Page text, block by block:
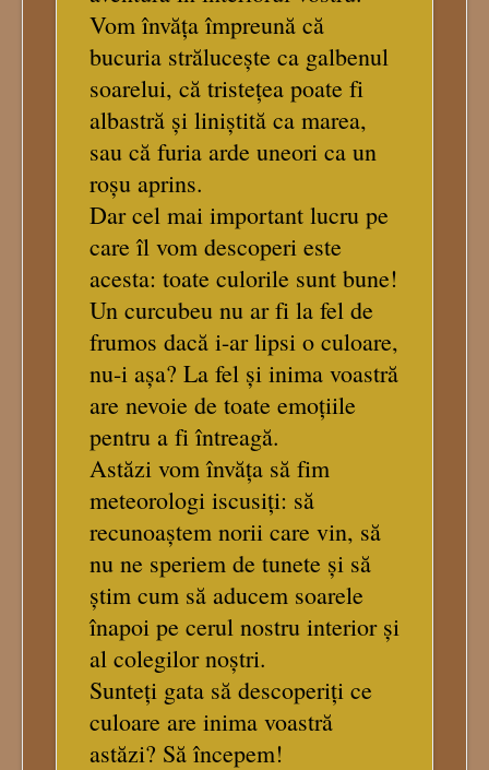
Vom învăța împreună că
bucuria strălucește ca galbenul
soarelui, că tristețea poate fi
albastră și liniștită ca marea,
sau că furia arde uneori ca un
roșu aprins.
Dar cel mai important lucru pe
care îl vom descoperi este
acesta: toate culorile sunt bune!
Un curcubeu nu ar fi la fel de
frumos dacă i-ar lipsi o culoare,
nu-i așa? La fel și inima voastră
are nevoie de toate emoțiile
pentru a fi întreagă.
Astăzi vom învăța să fim
meteorologi iscusiți: să
recunoaștem norii care vin, să
nu ne speriem de tunete și să
știm cum să aducem soarele
înapoi pe cerul nostru interior și
al colegilor noștri.
Sunteți gata să descoperiți ce
culoare are inima voastră
astăzi? Să începem!